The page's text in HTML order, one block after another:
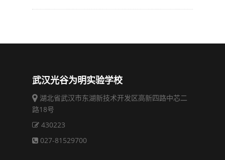
武汉光谷为明实验学校
湖北省武汉市东湖新技术开发区高新四路中芯二
路18号
430223
027-81529700